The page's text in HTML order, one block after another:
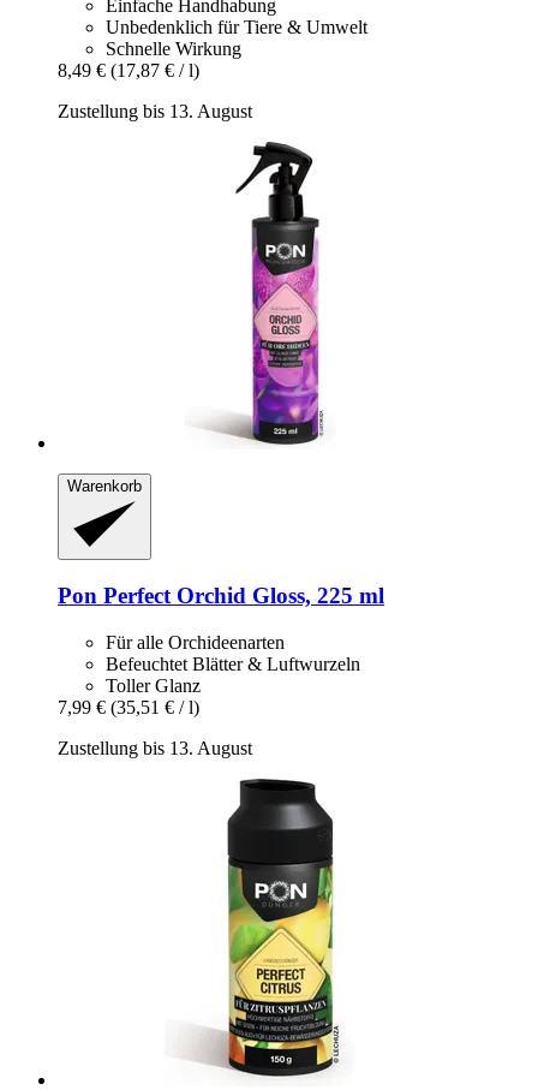
Einfache Handhabung
Unbedenklich für Tiere & Umwelt
Schnelle Wirkung
8,49 € (17,87 € / l)
Zustellung bis 13. August
Warenkorb
Pon Perfect Orchid Gloss, 225 ml
Für alle Orchideenarten
Befeuchtet Blätter & Luftwurzeln
Toller Glanz
7,99 € (35,51 € / l)
Zustellung bis 13. August